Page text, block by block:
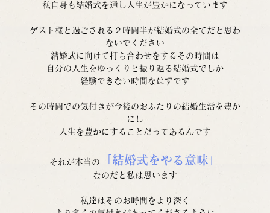
私自身も結婚式を通し人生が豊かになっています
ゲスト様と過ごされる２時間半が結婚式の全てだと思わ
ないでください
結婚式に向けて打ち合わせをするその時間は
自分の人生をゆっくりと振り返る結婚式でしか
経験できない時間なはずです
その時間での気付きが今後のおふたりの結婚生活を豊か
にし
人生を豊かにすることだってあるんです
それが本当の 「結婚式をやる意味」
なのだと私は思います
私達はそのお時間をより深く